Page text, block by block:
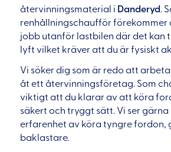
återvinningsmaterial i Danderyd.
renhållningschaufför förekommer
jobb utanför lastbilen där det kan
lyft vilket kräver att du är fysiskt
Vi söker dig som är redo att
åt ett återvinningsföretag. Som
viktigt att du klarar av att köra
säkert och tryggt sätt. Vi ser
erfarenhet av köra tyngre fordon,
baklastare.